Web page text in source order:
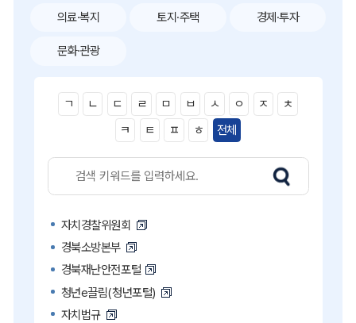
ㄱ ㄴ ㄷ ㄹ ㅁ ㅂ ㅅ ㅇ ㅈ
ㅊ
ㅋ
ㅌ ㅍ ㅎ 전체
자치경찰위원회
경북소방본부
경북재난안전포털
청년e끌림(청년포털)
자치법규
의료·복지 토지·주택 경제·투자
문화·관광